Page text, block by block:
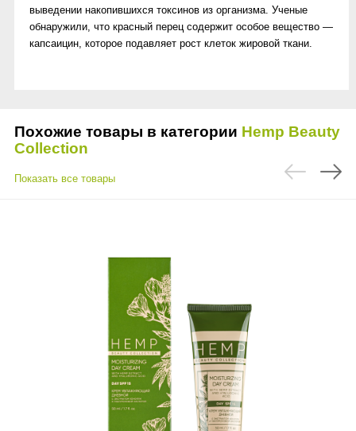
выведении накопившихся токсинов из организма. Ученые
обнаружили, что красный перец содержит особое вещество —
капсаицин, которое подавляет рост клеток жировой ткани.
Похожие товары в категории Hemp Beauty
Collection
Показать все товары